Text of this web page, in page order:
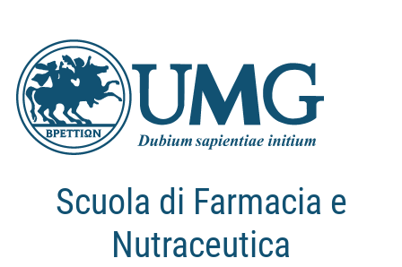
Scuola di Farmacia e
Nutraceutica